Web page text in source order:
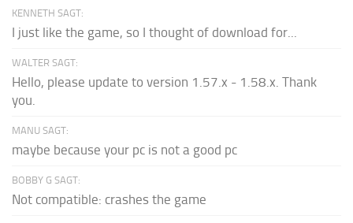
KENNETH SAGT:
I just like the game, so I thought of download for...
WALTER SAGT:
Hello, please update to version 1.57.x - 1.58.x. Thank
you.
MANU SAGT:
maybe because your pc is not a good pc
BOBBY G SAGT:
Not compatible: crashes the game